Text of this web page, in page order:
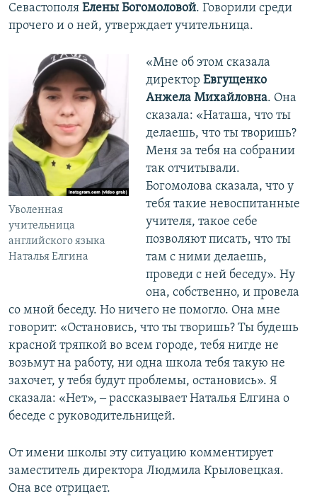
Севастополя Елены Богомоловой. Говорили среди
прочего и о ней, утверждает учительница.
Уволенная
учительница
английского языка
Наталья Елгина
«Мне об этом сказала
директор Евгущенко
Анжела Михайловна. Она
сказала: «Наташа, что ты
делаешь, что ты творишь?
Меня за тебя на собрании
так отчитывали.
Богомолова сказала, что у
тебя такие невоспитанные
учителя, такое себе
позволяют писать, что ты
там с ними делаешь,
проведи с ней беседу». Ну
она, собственно, и провела
со мной беседу. Но ничего не помогло. Она мне
говорит: «Остановись, что ты творишь? Ты будешь
красной тряпкой во всем городе, тебя нигде не
возьмут на работу, ни одна школа тебя такую не
захочет, у тебя будут проблемы, остановись». Я
сказала: «Нет», ‒ рассказывает Наталья Елгина о
беседе с руководительницей.
От имени школы эту ситуацию комментирует
заместитель директора Людмила Крыловецкая.
Она все отрицает.